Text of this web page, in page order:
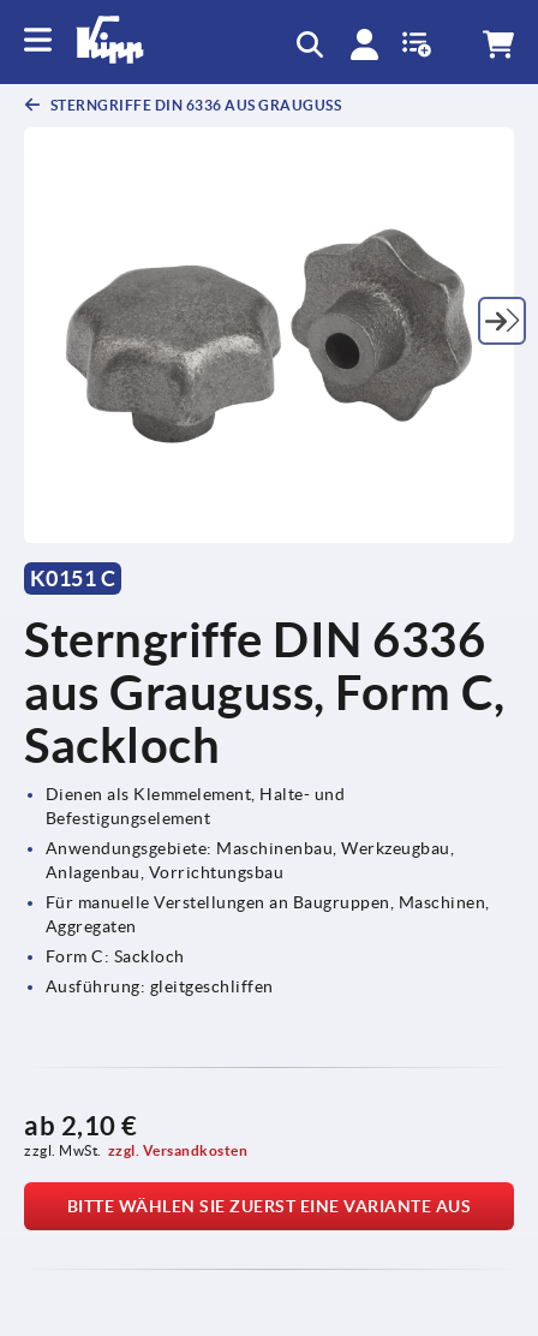
STERNGRIFFE DIN 6336 AUS GRAUGUSS
K0151 C
Sterngriffe DIN 6336
aus Grauguss, Form C,
Sackloch
Dienen als Klemmelement, Halte- und
Befestigungselement
Anwendungsgebiete: Maschinenbau, Werkzeugbau,
Anlagenbau, Vorrichtungsbau
Für manuelle Verstellungen an Baugruppen, Maschinen,
Aggregaten
Form C: Sackloch
Ausführung: gleitgeschliffen
ab 2,10 €
zzgl. MwSt. zzgl. Versandkosten
BITTE WÄHLEN SIE ZUERST EINE VARIANTE AUS